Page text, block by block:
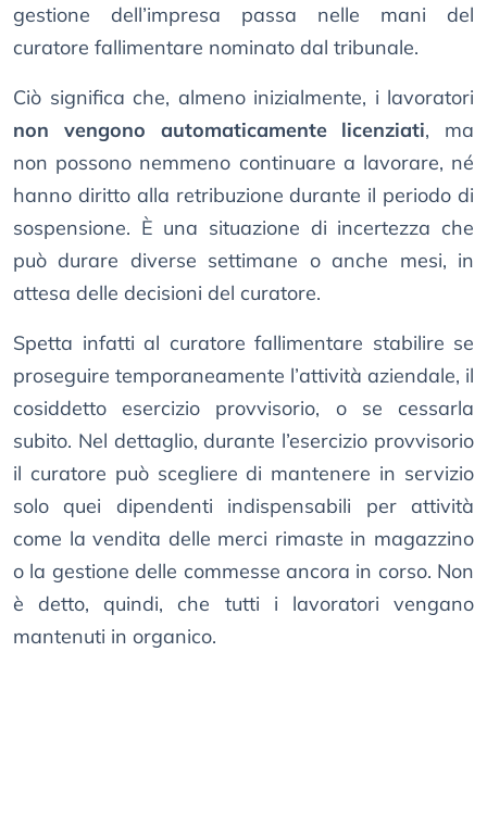
gestione dell’impresa passa nelle mani del
curatore fallimentare nominato dal tribunale.
Ciò significa che, almeno inizialmente, i lavoratori
non vengono automaticamente licenziati, ma
non possono nemmeno continuare a lavorare, né
hanno diritto alla retribuzione durante il periodo di
sospensione. È una situazione di incertezza che
può durare diverse settimane o anche mesi, in
attesa delle decisioni del curatore.
Spetta infatti al curatore fallimentare stabilire se
proseguire temporaneamente l’attività aziendale, il
cosiddetto esercizio provvisorio, o se cessarla
subito. Nel dettaglio, durante l’esercizio provvisorio
il curatore può scegliere di mantenere in servizio
solo quei dipendenti indispensabili per attività
come la vendita delle merci rimaste in magazzino
o la gestione delle commesse ancora in corso. Non
è detto, quindi, che tutti i lavoratori vengano
mantenuti in organico.